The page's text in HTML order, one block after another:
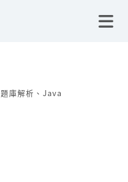
題庫解析 、 Java